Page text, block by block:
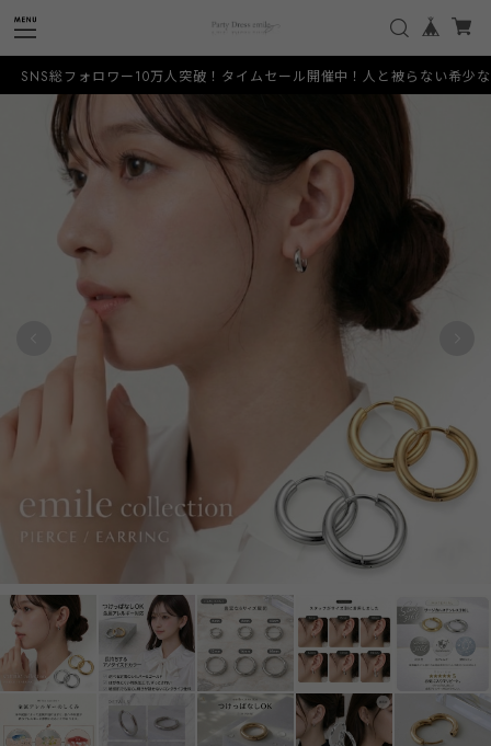
ー10万人突破！タイムセール開催中！人と被らない希少なデザインをお